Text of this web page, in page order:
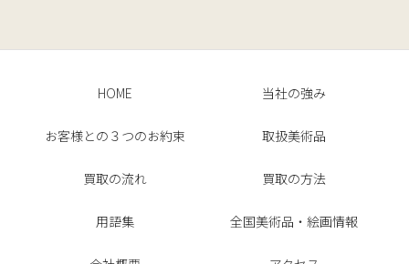
HOME 当社の強み
お客様との３つのお約束 取扱美術品
買取の流れ 買取の方法
用語集 全国美術品・絵画情報